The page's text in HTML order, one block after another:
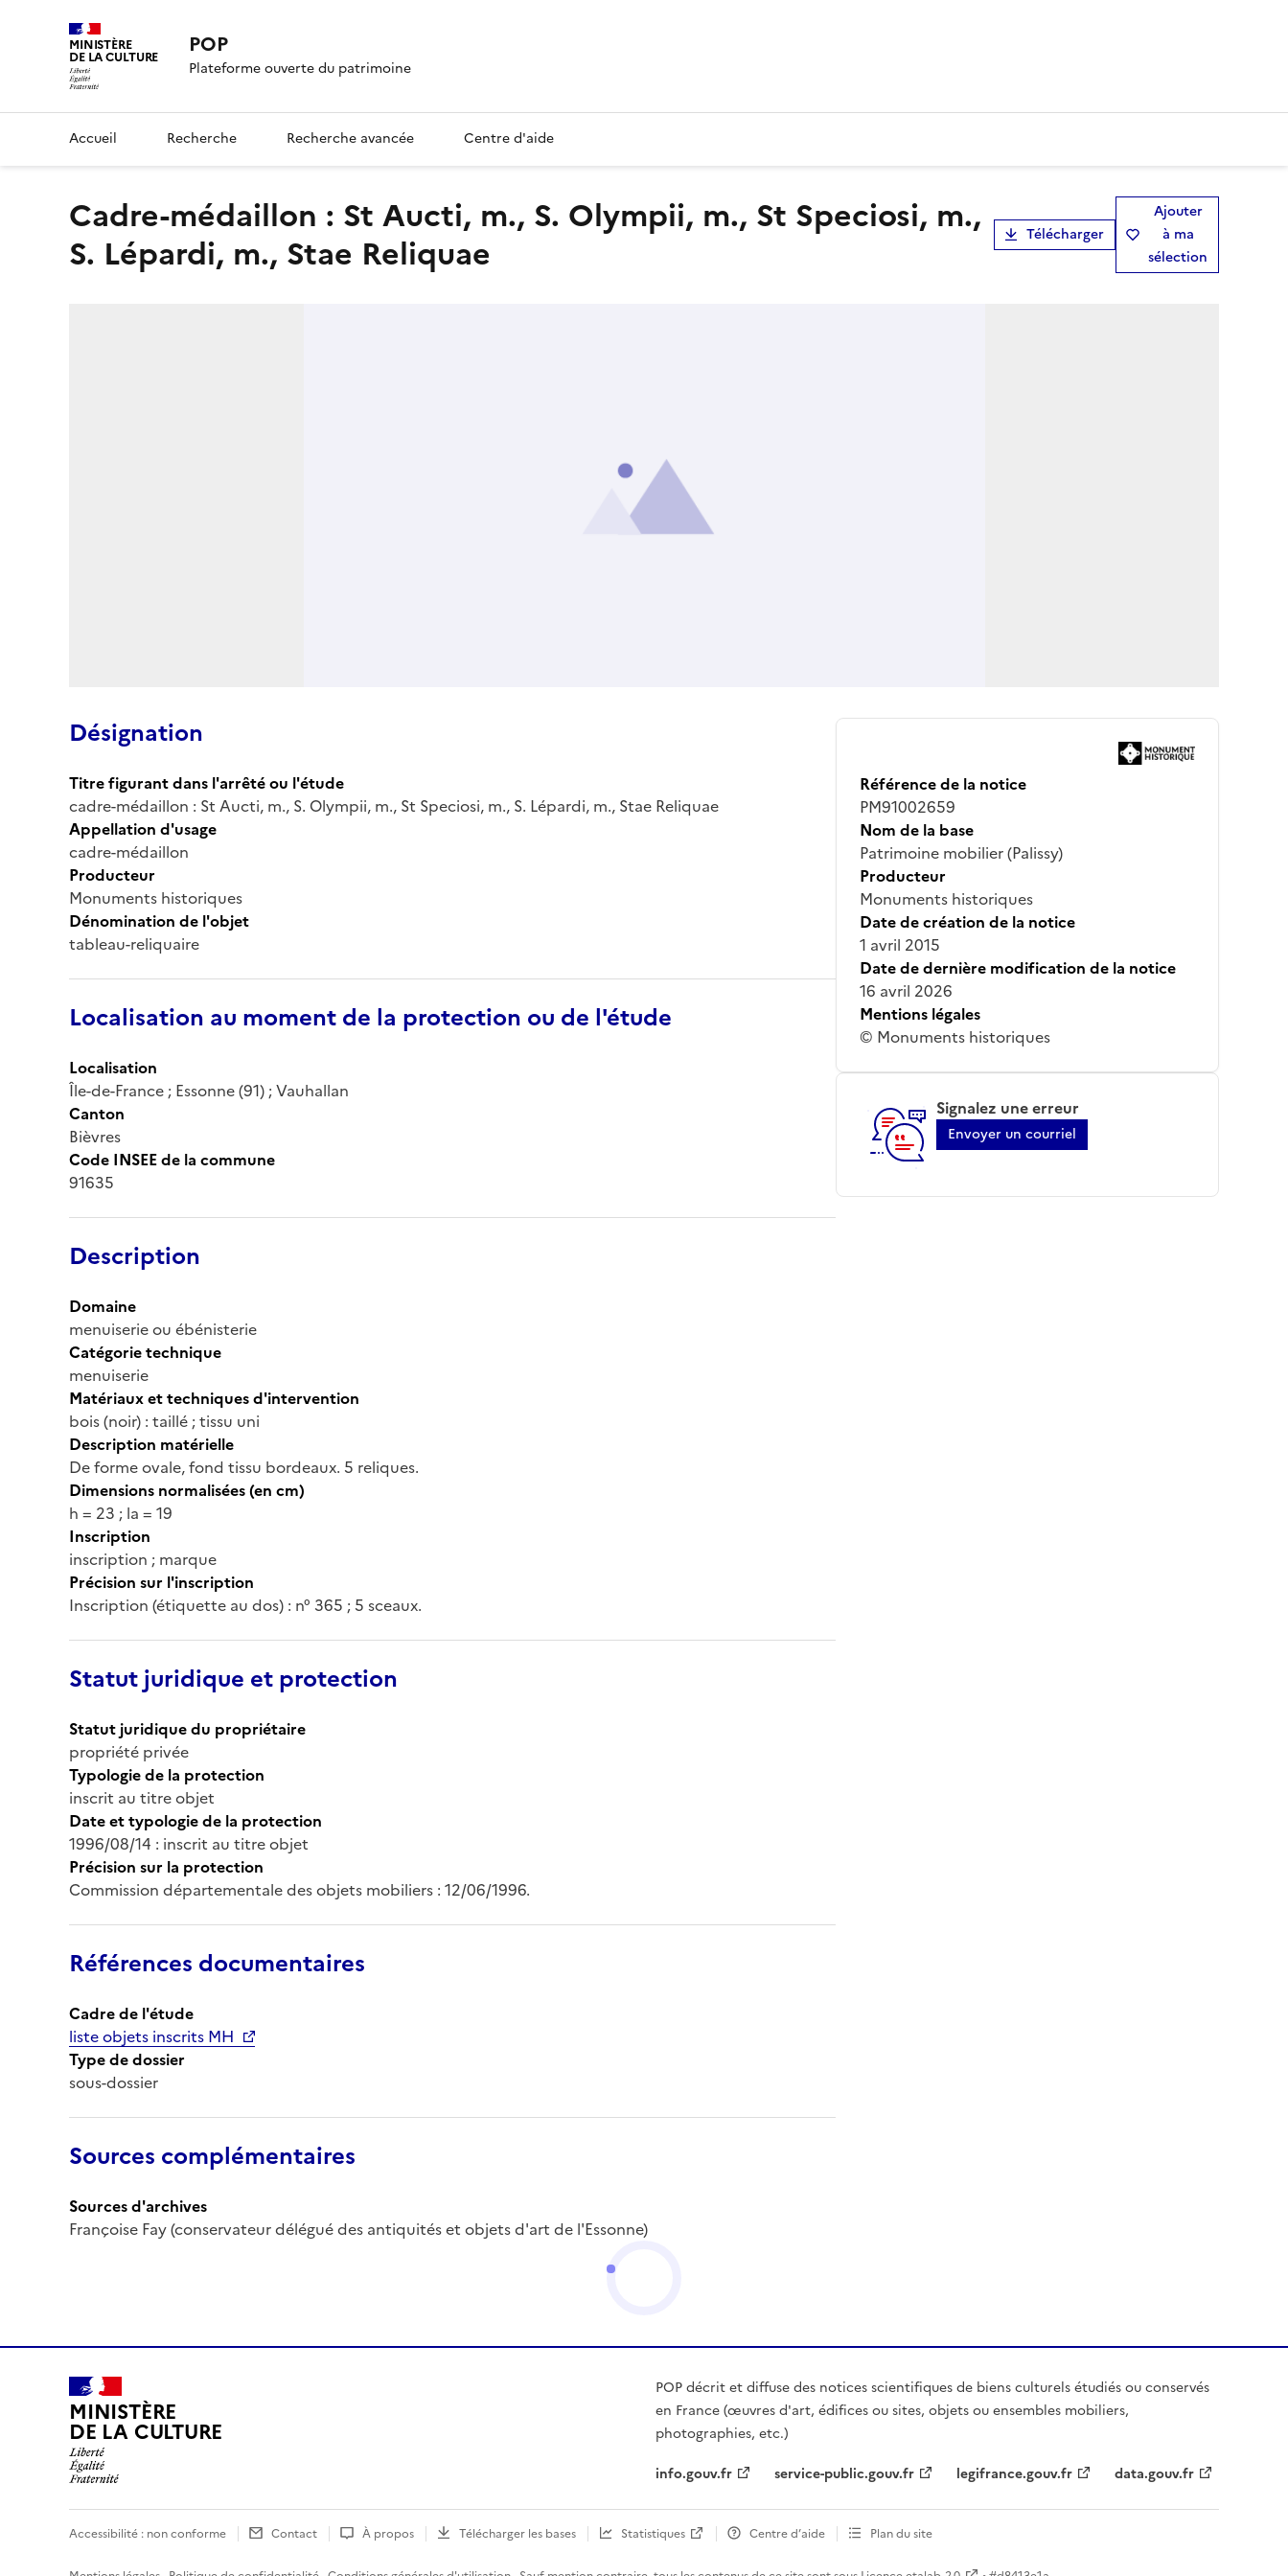
MINISTÈRE
DE LA CULTURE POP
Plateforme ouverte du patrimoine
Accueil Recherche Recherche avancée Centre d'aide
cadre-médaillon : St Aucti, m., S. Olympii, m., St Speciosi, m.,
S. Lépardi, m., Stae Reliquae
Télécharger
Ajouter
à ma
sélection
Désignation
Titre figurant dans l'arrêté ou l'étude
cadre-médaillon : St Aucti, m., S. Olympii, m., St Speciosi, m., S. Lépardi, m., Stae Reliquae
Appellation d'usage
cadre-médaillon
Producteur
Monuments historiques
Dénomination de l'objet
tableau-reliquaire
Localisation au moment de la protection ou de l'étude
Localisation
Île-de-France ; Essonne (91) ; Vauhallan
Canton
Bièvres
Code INSEE de la commune
91635
Description
Domaine
menuiserie ou ébénisterie
Catégorie technique
menuiserie
Matériaux et techniques d'intervention
bois (noir) : taillé ; tissu uni
Description matérielle
De forme ovale, fond tissu bordeaux. 5 reliques.
Dimensions normalisées (en cm)
h = 23 ; la = 19
Inscription
inscription ; marque
Précision sur l'inscription
Inscription (étiquette au dos) : n° 365 ; 5 sceaux.
Statut juridique et protection
Statut juridique du propriétaire
propriété privée
Typologie de la protection
inscrit au titre objet
Date et typologie de la protection
1996/08/14 : inscrit au titre objet
Précision sur la protection
Commission départementale des objets mobiliers : 12/06/1996.
Références documentaires
Cadre de l'étude
liste objets inscrits MH
Type de dossier
sous-dossier
Sources complémentaires
Sources d'archives
Françoise Fay (conservateur délégué des antiquités et objets d'art de l'Essonne)
Référence de la notice
PM91002659
Nom de la base
Patrimoine mobilier (Palissy)
Producteur
Monuments historiques
Date de création de la notice
1 avril 2015
Date de dernière modification de la notice
16 avril 2026
Mentions légales
© Monuments historiques
Signalez une erreur
Envoyer un courriel
MINISTÈRE
DE LA CULTURE
POP décrit et diffuse des notices scientifiques de biens culturels étudiés ou conservés
en France (œuvres d'art, édifices ou sites, objets ou ensembles mobiliers,
photographies, etc.)
info.gouv.fr
service-public.gouv.fr legifrance.gouv.fr data.gouv.fr
Accessibilité : non conforme Contact À propos Télécharger les bases Statistiques Centre d’aide Plan du site